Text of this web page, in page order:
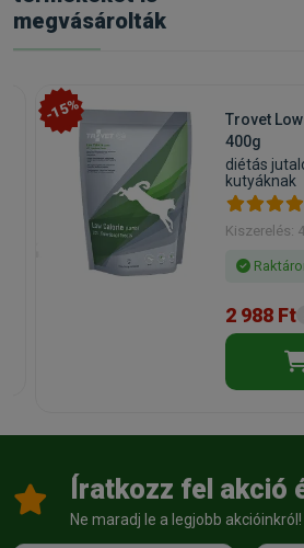
megvásárolták
-15%
Trovet
400g
diétás
kutyáknak
Kiszerelés:
2 988 Ft
Íratkozz fel akció
Ne maradj le a legjobb akcióinkról!